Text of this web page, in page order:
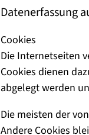
Datenerfassung
Cookies
Die Internetseiten
Cookies dienen
abgelegt werden
Die meisten der
Andere Cookies